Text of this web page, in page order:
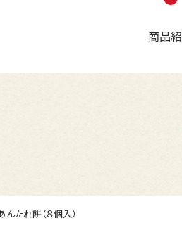
商品
んたれ餅（８個入）